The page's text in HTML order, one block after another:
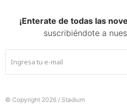
¡Enterate de todas las
suscribiéndote a
© Copyright 2026 / Stadium